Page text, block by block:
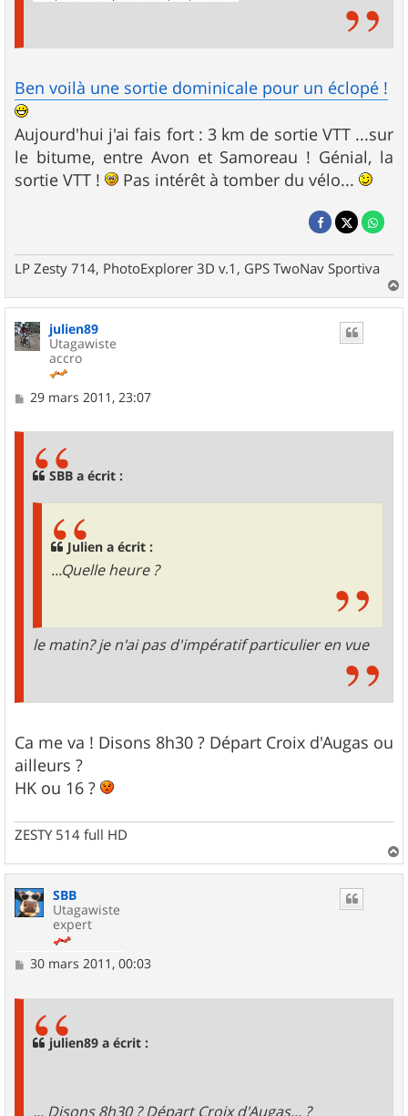
Ben voilà une sortie dominicale pour un éclopé !
Aujourd'hui j'ai fais fort : 3 km de sortie VTT ...sur
le bitume, entre Avon et Samoreau ! Génial, la
sortie VTT !
Pas intérêt à tomber du vélo...
LP Zesty 714, PhotoExplorer 3D v.1, GPS TwoNav Sportiva
a
u
julien89
Utagawiste
accro
M
29 mars 2011, 23:07
SBB a écrit :
Julien a écrit :
...Quelle heure ?
le matin? je n'ai pas d'impératif particulier en vue
Ca me va ! Disons 8h30 ? Départ Croix d'Augas ou
ailleurs ?
HK ou 16 ?
ZESTY 514 full HD
a
SBB
Utagawiste
expert
M
30 mars 2011, 00:03
julien89 a écrit :
... Disons 8h30 ? Départ Croix d'Augas... ?